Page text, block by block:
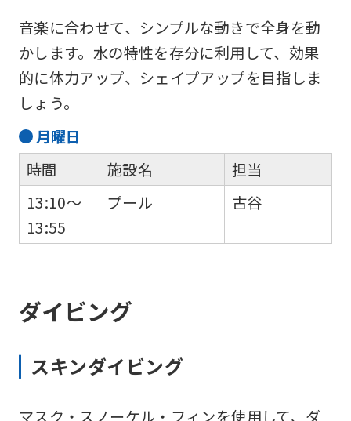
音楽に合わせて、シンプルな動きで全身を動
かします。水の特性を存分に利用して、効果
的に体力アップ、シェイプアップを目指しま
しょう。
月曜日
時間
13:10～
13:55
施設名
プール
担当
古谷
ダイビング
スキンダイビング
However,
if
you
automatic
translation
the
website
be